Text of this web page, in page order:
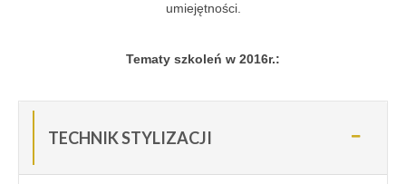
umiejętności.
Tematy szkoleń w 2016r.:
TECHNIK STYLIZACJI